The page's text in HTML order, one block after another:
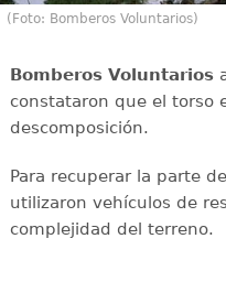
(Foto: Bomberos Voluntarios)
Bomberos Voluntarios
constataron que el torso
descomposición.
Para recuperar la parte
utilizaron vehículos de
complejidad del terreno.